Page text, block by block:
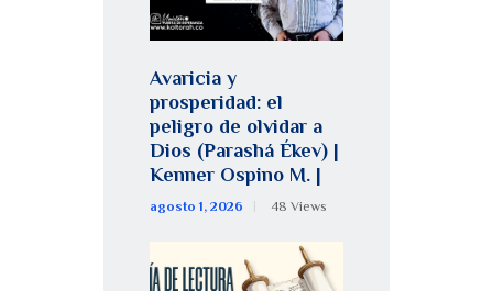
Avaricia y
prosperidad: el
peligro de olvidar a
Dios (Parashá Ékev) |
Kenner Ospino M. |
agosto 1, 2026 48 Views